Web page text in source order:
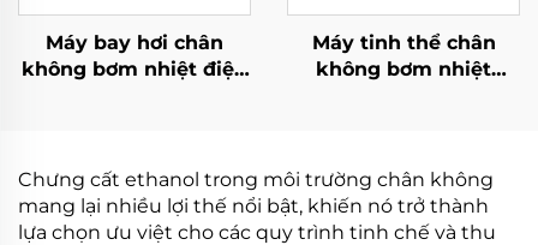
Máy bay hơi chân
không bơm nhiệt điện
Máy tinh thể chân
không bơm nhiệt
xuất tại Trung Quốc
Chưng cất ethanol trong môi trường chân không
mang lại nhiều lợi thế nổi bật, khiến nó trở thành
lựa chọn ưu việt cho các quy trình tinh chế và thu